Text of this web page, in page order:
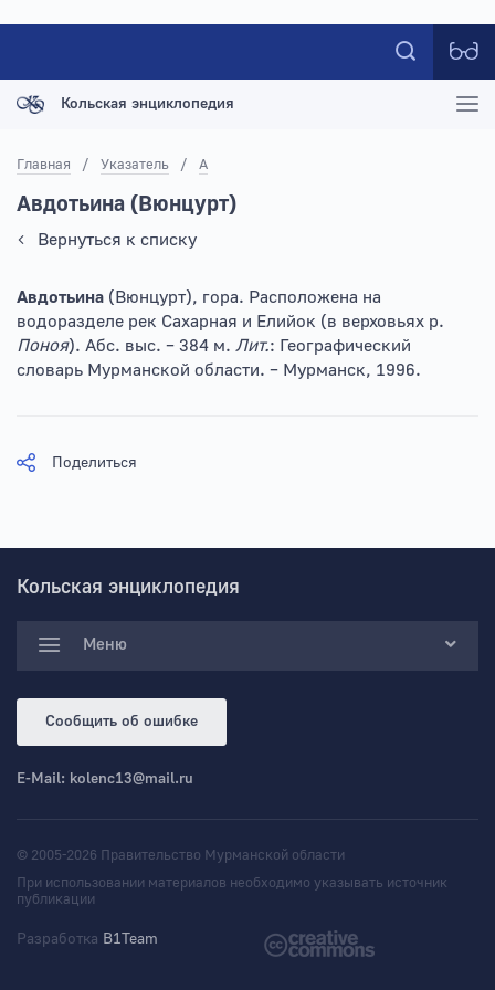
Кольская энциклопедия
Главная / Указатель / А
Авдотьина (Вюнцурт)
Вернуться к списку
Авдотьина (Вюнцурт), гора. Расположена на
водоразделе рек Сахарная и Елийок (в верховьях р.
Поноя). Абс. выс. – 384 м. Лит.: Географический
словарь Мурманской области. – Мурманск, 1996.
Поделиться
Кольская энциклопедия
Меню
Сообщить об ошибке
E-Mail: kolenc13@mail.ru
© 2005-2026 Правительство Мурманской области
При использовании материалов необходимо указывать источник
публикации
Разработка B1Team